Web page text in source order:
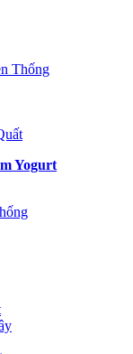
Thống
Yogurt